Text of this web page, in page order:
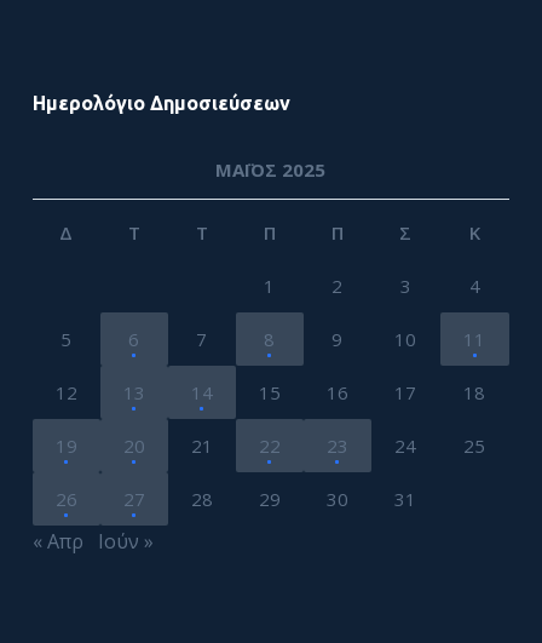
Ημερολόγιο Δημοσιεύσεων
ΜΆΙΟΣ 2025
Δ Τ Τ Π Π Σ Κ
1 2 3 4
5 6 7 8 9 10 11
12 13 14 15 16 17 18
19 20 21 22 23 24 25
26 27 28 29 30 31
« Απρ Ιούν »